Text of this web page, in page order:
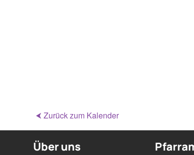
⮜ Zurück zum Kalender
Über uns